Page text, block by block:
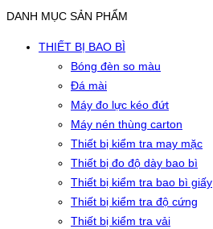
DANH MỤC SẢN PHẨM
THIẾT BỊ BAO BÌ
Bóng đèn so màu
Đá mài
Máy đo lực kéo đứt
Máy nén thùng carton
Thiết bị kiểm tra may mặc
Thiết bị đo độ dày bao bì
Thiết bị kiểm tra bao bì giấy
Thiết bị kiểm tra độ cứng
Thiết bị kiểm tra vải